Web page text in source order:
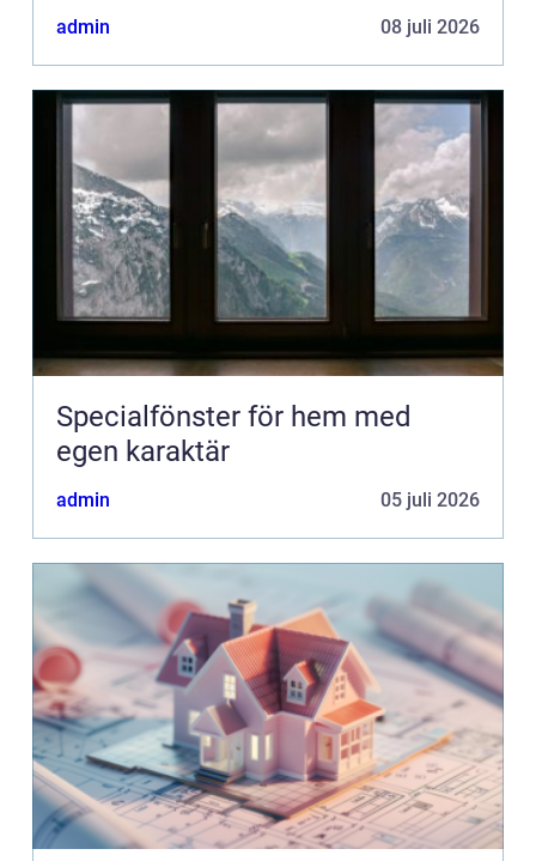
admin 08 juli 2026
Specialfönster för hem med
egen karaktär
admin 05 juli 2026